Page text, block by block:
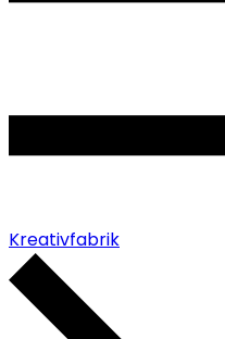
Kreativfabrik